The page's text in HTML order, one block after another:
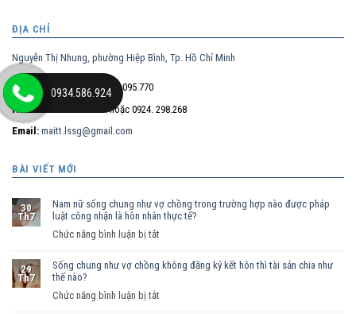
ĐỊA CHỈ
Nguyễn Thị Nhung, phường Hiệp Bình, Tp. Hồ Chí Minh
Điện thoại trực tiếp:0932.095.770
Hotline:
hoặc 0924. 298.268
Email: maitt.lssg@gmail.com
BÀI VIẾT MỚI
30
Th7
Nam nữ sống chung như vợ chồng trong trường hợp nào được pháp
luật công nhận là hôn nhân thực tế?
Chức năng bình luận bị tắt
nữ
29
Th7
Sống chung như vợ chồng không đăng ký kết hôn thì tài sản chia như
thế nào?
Chức năng bình luận bị tắt
0934.586.924